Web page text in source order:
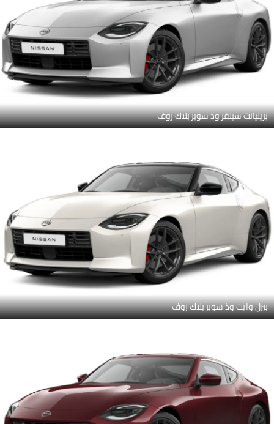
بريليانت سيلفر وذ سوبر بلاك روف
بيرل وايت وذ سوبر بلاك روف